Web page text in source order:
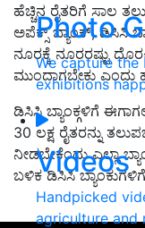
Photo
We capture
exhibitions
Videos
Handpicked
agriculture and
ಹೆಚ್ಚಿನ ರೈತರಿಗೆ ಸಾಲ
ಅಪೆಕ್ಸ್ ಬ್ಯಾಂಕ್, ಡಿಸಿಸಿ
ನೂರಕ್ಕೆ ನೂರರಷ್ಟು
ಮುಂದಾಗಬೇಕು ಎಂದು
ಡಿಸಿಸಿ ಬ್ಯಾಂಕ್ಗಳಿಗೆ
30 ಲಕ್ಷ ರೈತರನ್ನು
ನೀಡಬೇಕೆಂದು ಎಲ್ಲಾ
ಬಳಿಕ ಡಿಸಿಸಿ ಬ್ಯಾಂಕುಗಳಿಗೆ